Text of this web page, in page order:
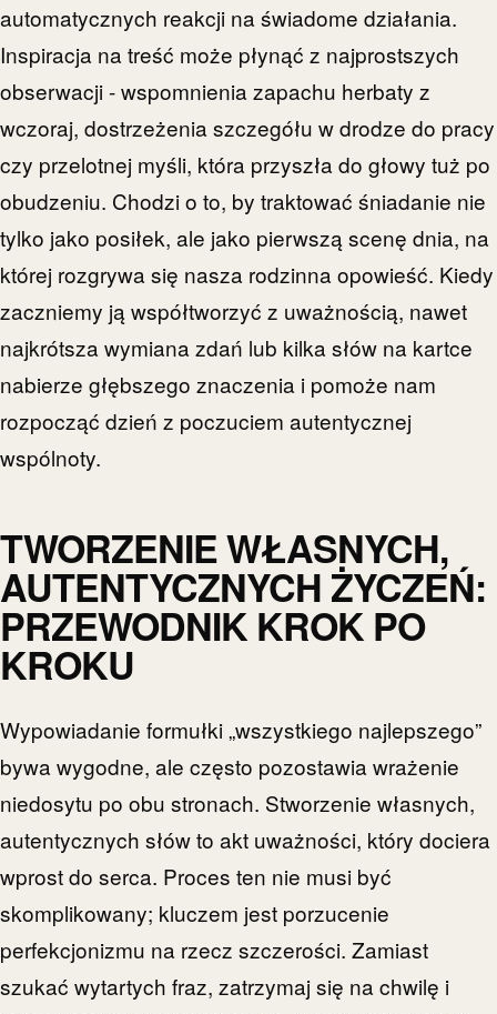
automatycznych reakcji na świadome działania.
Inspiracja na treść może płynąć z najprostszych
obserwacji - wspomnienia zapachu herbaty z
wczoraj, dostrzeżenia szczegółu w drodze do pracy
czy przelotnej myśli, która przyszła do głowy tuż po
obudzeniu. Chodzi o to, by traktować śniadanie nie
tylko jako posiłek, ale jako pierwszą scenę dnia, na
której rozgrywa się nasza rodzinna opowieść. Kiedy
zaczniemy ją współtworzyć z uważnością, nawet
najkrótsza wymiana zdań lub kilka słów na kartce
nabierze głębszego znaczenia i pomoże nam
rozpocząć dzień z poczuciem autentycznej
wspólnoty.
TWORZENIE WŁASNYCH,
AUTENTYCZNYCH ŻYCZEŃ:
PRZEWODNIK KROK PO
KROKU
Wypowiadanie formułki „wszystkiego najlepszego”
bywa wygodne, ale często pozostawia wrażenie
niedosytu po obu stronach. Stworzenie własnych,
autentycznych słów to akt uważności, który dociera
wprost do serca. Proces ten nie musi być
skomplikowany; kluczem jest porzucenie
perfekcjonizmu na rzecz szczerości. Zamiast
szukać wytartych fraz, zatrzymaj się na chwilę i